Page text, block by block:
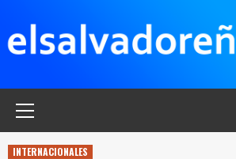
contenido
INTERNACIONALES